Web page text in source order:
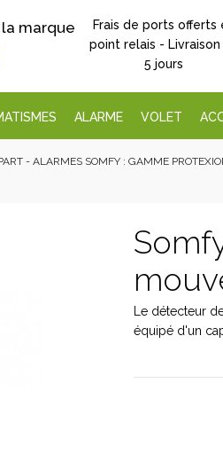
marque
Frais de ports offerts
point relais - Livraison
5 jours
ALARME VOLET
- ALARMES SOMFY : GAMME
Le détecteur
équipé d'un